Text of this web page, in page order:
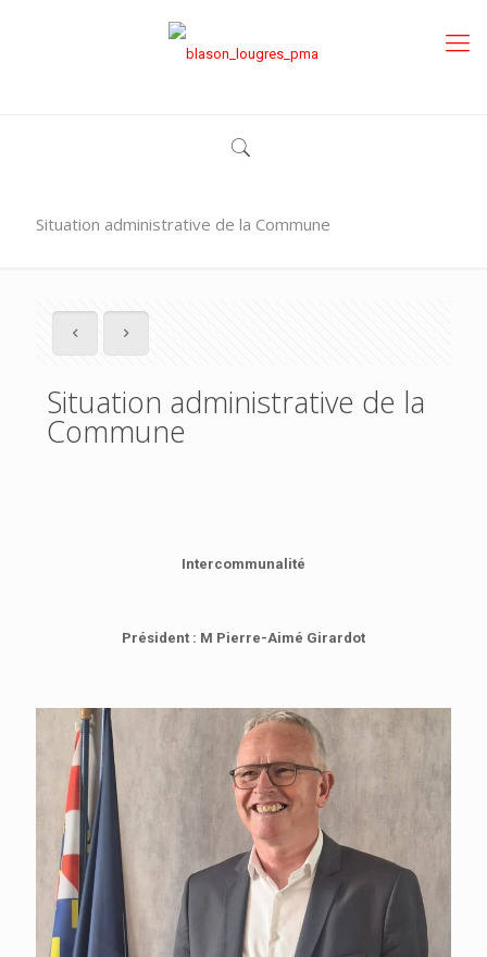
Situation administrative de la Commune
Situation administrative de la
Commune
Intercommunalité
Président : M Pierre-Aimé Girardot